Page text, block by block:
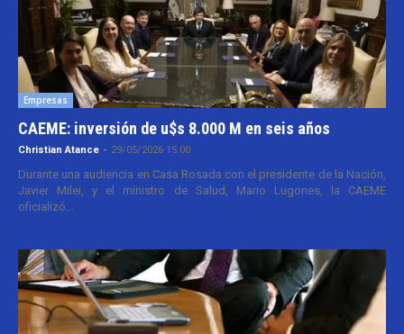
Empresas
CAEME: inversión de u$s 8.000 M en seis años
Christian Atance - 29/05/2026 15:00
Durante una audiencia en Casa Rosada con el presidente de la Nación,
Javier Milei, y el ministro de Salud, Mario Lugones, la CAEME
oficializó...